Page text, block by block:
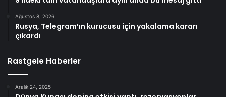
Ağustos 8, 2026
Rusya, Telegram’ın kurucusu için yakalama kararı
çıkardı
Rastgele Haberler
Aralık 24, 2025